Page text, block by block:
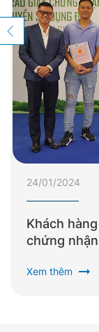
24/01/2024
Khách
chứng
Xem thêm arrow_right_alt